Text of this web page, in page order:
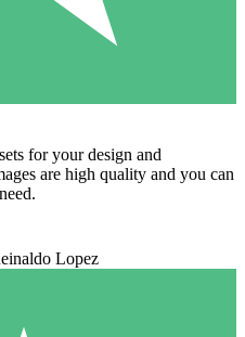
for your design and
are high quality and you can
Lopez